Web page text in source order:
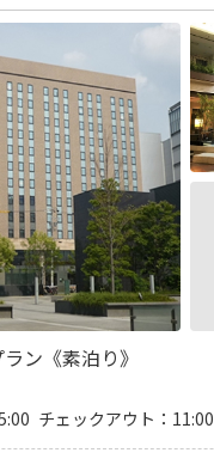
ン《素泊り》
チェックアウト：11:00